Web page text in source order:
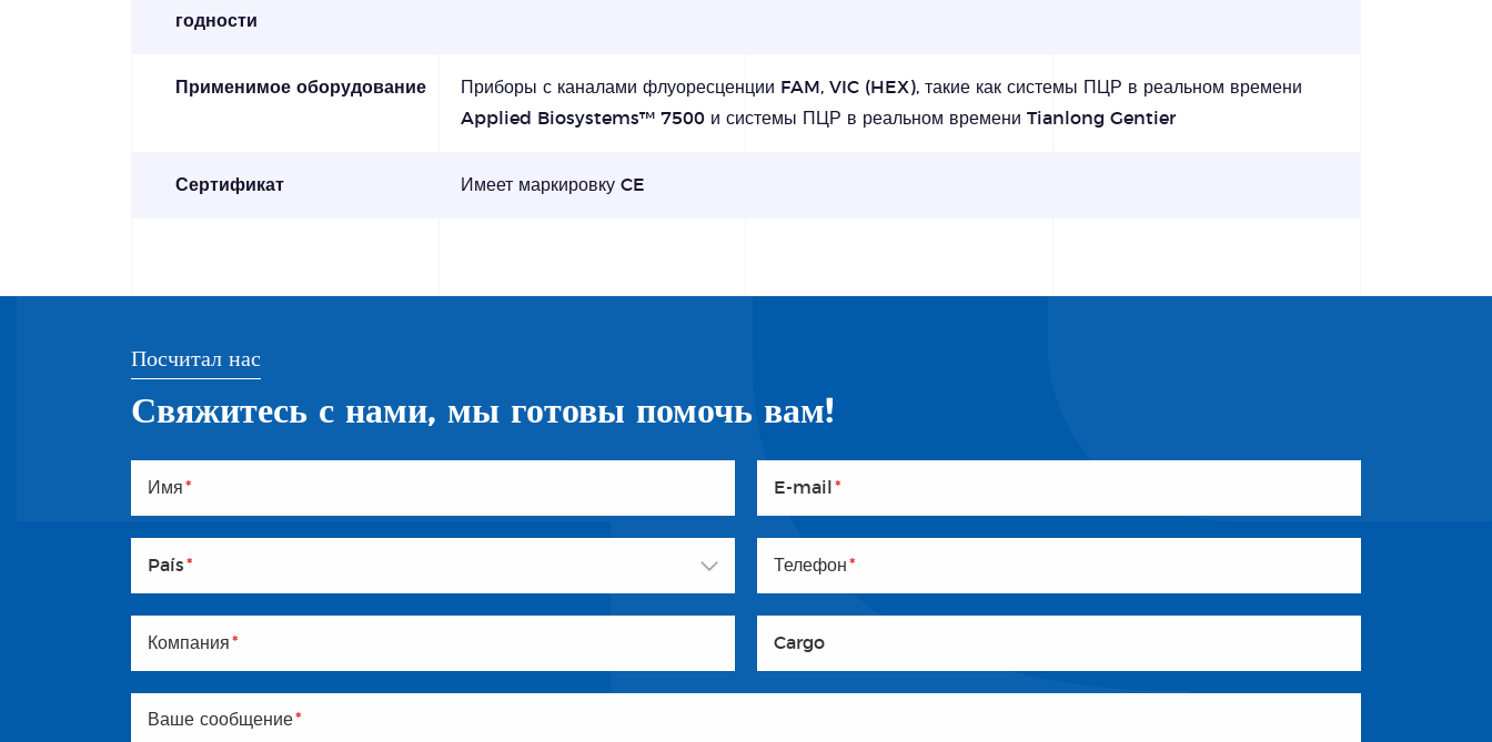
годности
Применимое оборудование
Приборы с каналами флуоресценции FAM, VIC (HEX), такие как системы ПЦР в реальном времени
Applied Biosystems™ 7500 и системы ПЦР в реальном времени Tianlong Gentier
Сертификат Имеет маркировку CE
Посчитал нас
Свяжитесь с нами, мы готовы помочь вам!
Имя* E-mail *
País* Телефон*
Компания* Cargo
Ваше сообщение*